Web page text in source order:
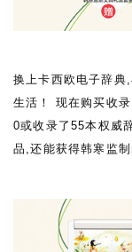
换上卡西欧电子辞典 ,
生活！ 现在购买收
0或收录了55本权威
品 ,还能获得韩寒监